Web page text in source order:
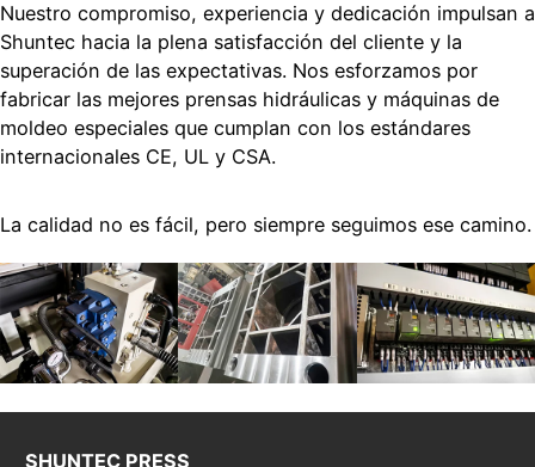
Nuestro compromiso, experiencia y dedicación impulsan a
Shuntec hacia la plena satisfacción del cliente y la
superación de las expectativas. Nos esforzamos por
fabricar las mejores prensas hidráulicas y máquinas de
moldeo especiales que cumplan con los estándares
internacionales CE, UL y CSA.
La calidad no es fácil, pero siempre seguimos ese camino.
SHUNTEC PRESS